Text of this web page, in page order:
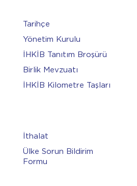
Tarihçe
Yönetim Kurulu
İHKİB Tanıtım Broşürü
Birlik Mevzuatı
İHKİB Kilometre Taşları
İthalat
Ülke Sorun Bildirim
Formu